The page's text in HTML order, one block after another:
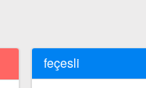
feçesli